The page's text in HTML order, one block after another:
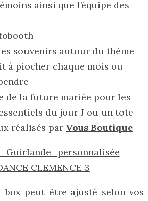
ainsi que l’équipe des
souvenirs autour du thème
à piocher chaque mois ou
de la future mariée pour les
du jour J ou un tote
réalisés par Vous Boutique
box peut être ajusté selon vos